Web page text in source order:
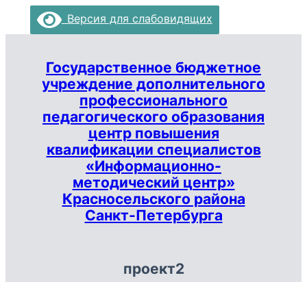
Перейти
Версия для слабовидящих
Государственное бюджетное
учреждение дополнительного
профессионального
педагогического образования
центр повышения
квалификации специалистов
«Информационно-
методический центр»
Красносельского района
Санкт-Петербурга
проект2